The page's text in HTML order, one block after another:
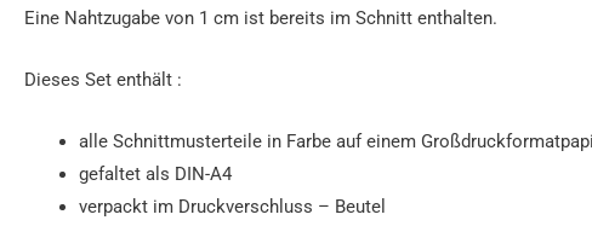
Eine Nahtzugabe von 1 cm ist bereits im Schnitt enthalten.
Dieses Set enthält :
alle Schnittmusterteile in Farbe auf einem
gefaltet als DIN-A4
verpackt im Druckverschluss – Beutel